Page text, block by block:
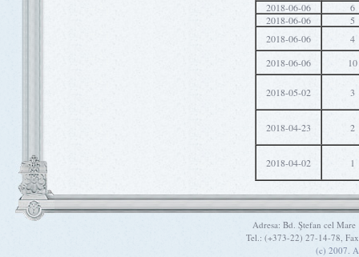
2018-06-06
6
2018-06-06
5
2018-06-06
4
2018-06-06
10
2018-05-02 3
2018-04-23 2
2018-04-02 1
Adresa: Bd. Ştefan cel
Tel.: (+373-22) 27-14-78,
(c) 2007.